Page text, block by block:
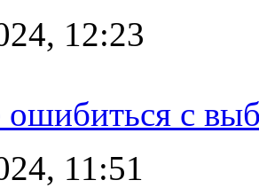
12:23
ошибиться с
11:51